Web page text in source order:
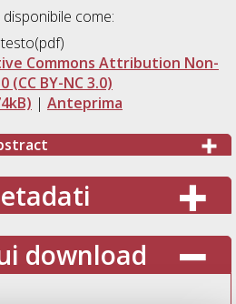
disponibile come:
Commons Attribution Non-
(CC BY-NC 3.0)
| Anteprima
download